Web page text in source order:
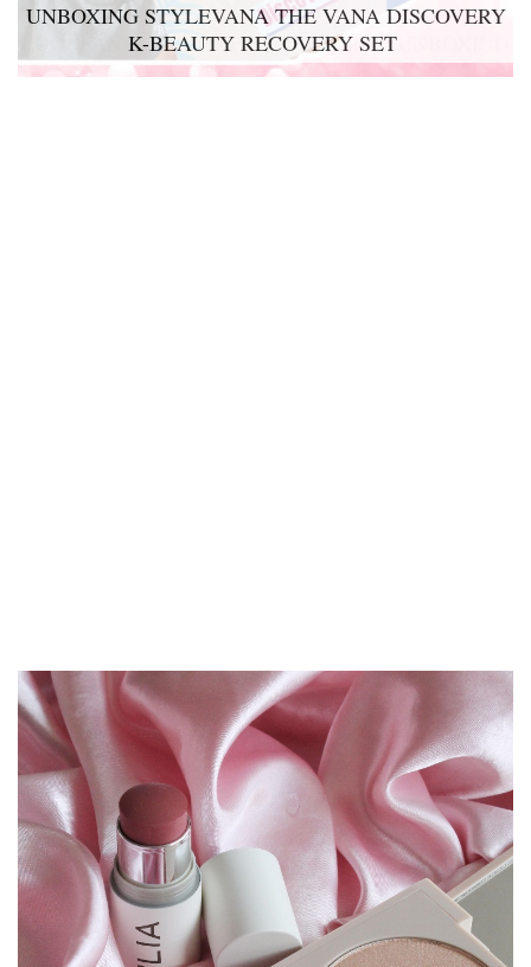
UNBOXING STYLEVANA THE VANA DISCOVERY
K-BEAUTY RECOVERY SET